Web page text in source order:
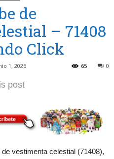
de
– 71408
Click
1, 2026 0
65
post
vestimenta celestial (71408),